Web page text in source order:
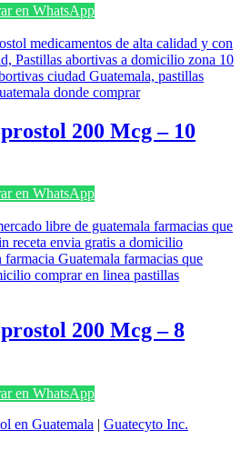
en WhatsApp
200 Mcg – 10
en WhatsApp
200 Mcg – 8
en WhatsApp
en Guatemala | Guatecyto Inc.